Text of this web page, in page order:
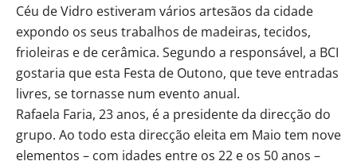
Céu de Vidro estiveram vários artesãos da cidade
expondo os seus trabalhos de madeiras, tecidos,
frioleiras e de cerâmica. Segundo a responsável, a BCI
gostaria que esta Festa de Outono, que teve entradas
livres, se tornasse num evento anual.
Rafaela Faria, 23 anos, é a presidente da direcção do
grupo. Ao todo esta direcção eleita em Maio tem nove
elementos – com idades entre os 22 e os 50 anos –